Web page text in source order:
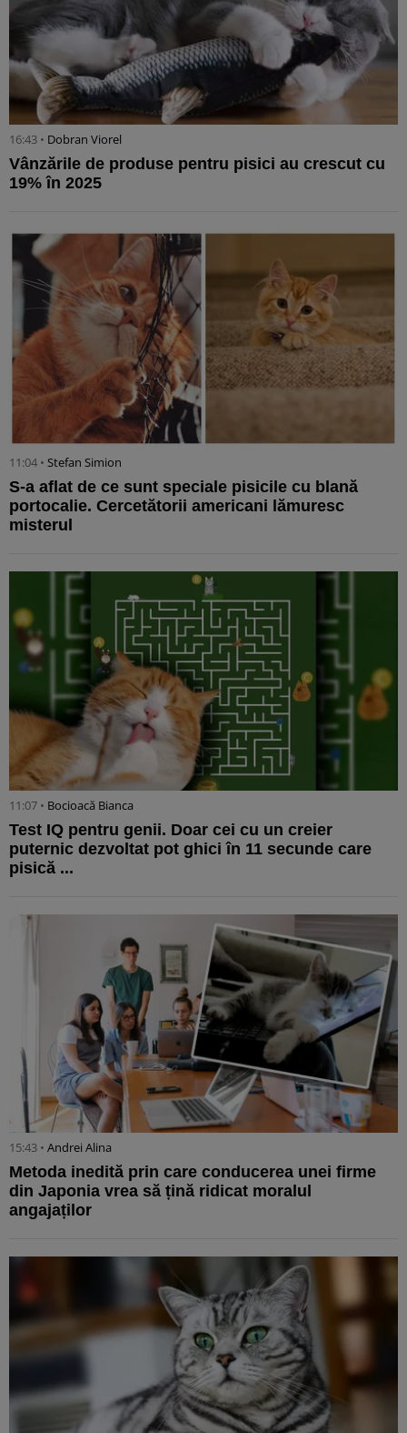
16:43 • Dobran Viorel
Vânzările de produse pentru pisici au crescut cu
19% în 2025
11:04 • Stefan Simion
S-a aflat de ce sunt speciale pisicile cu blană
portocalie. Cercetătorii americani lămuresc
misterul
11:07 • Bocioacă Bianca
Test IQ pentru genii. Doar cei cu un creier
puternic dezvoltat pot ghici în 11 secunde care
pisică ...
15:43 • Andrei Alina
Metoda inedită prin care conducerea unei firme
din Japonia vrea să țină ridicat moralul
angajaților